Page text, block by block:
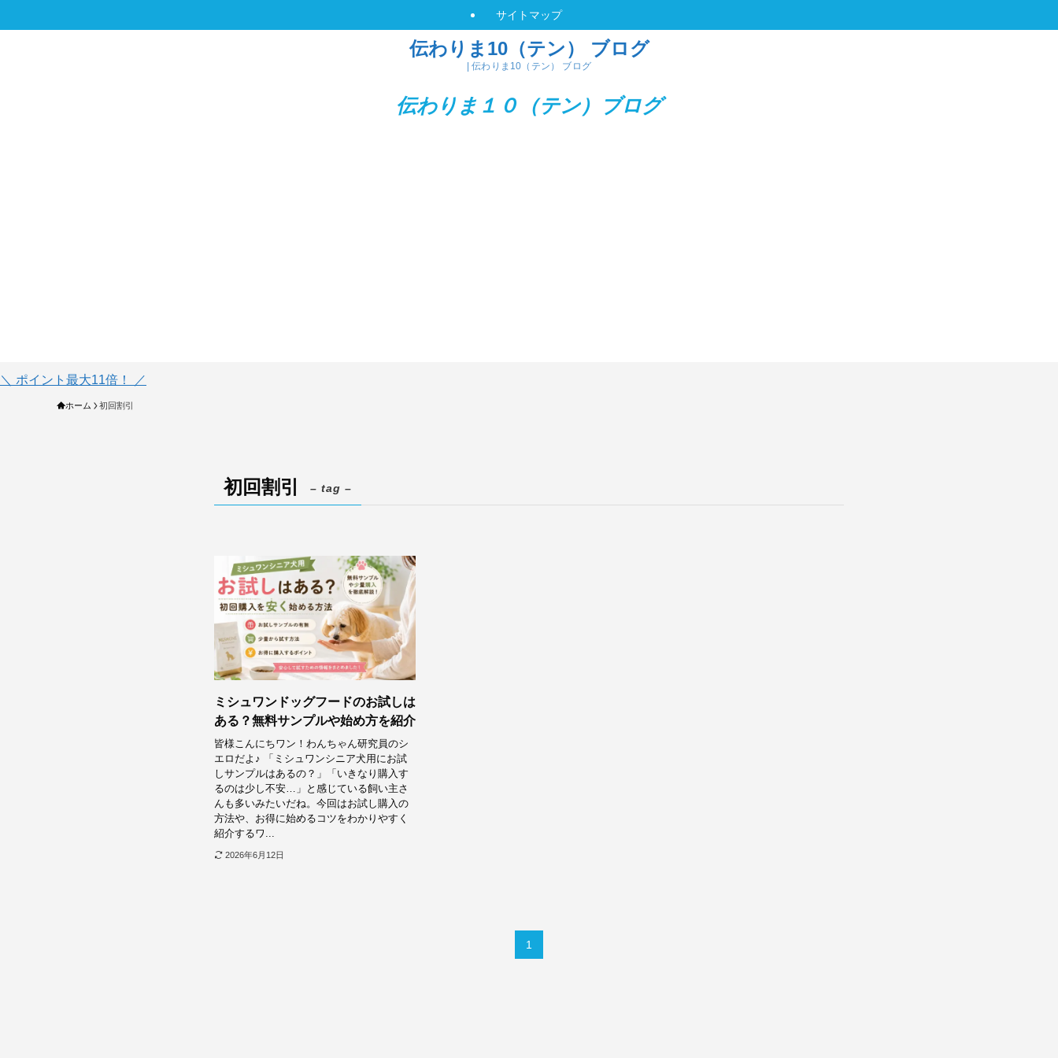
伝わりま10（テン） ブログ
| 伝わりま10（テン） ブログ
サイトマップ
伝わりま１０（テン） ブログ
＼ ポイント最大11倍！ ／
ホーム 初回割引
初回割引 – tag –
ミシュワンドッグフードのお試しは
ある？無料サンプルや始め方を紹介
皆様こんにちワン！わんちゃん研究員のシ
エロだよ♪ 「ミシュワンシニア犬用にお試
しサンプルはあるの？」「いきなり購入す
るのは少し不安…」と感じている飼い主さ
んも多いみたいだね。今回はお試し購入の
方法や、お得に始めるコツをわかりやすく
紹介するワ...
2026年6月12日
1